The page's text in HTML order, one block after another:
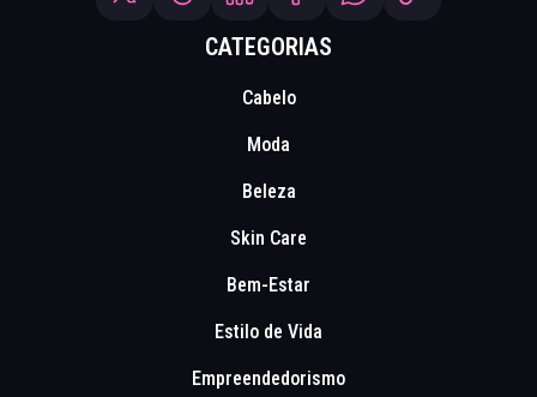
CATEGORIAS
Cabelo
Moda
Beleza
Skin Care
Bem-Estar
Estilo de Vida
Empreendedorismo